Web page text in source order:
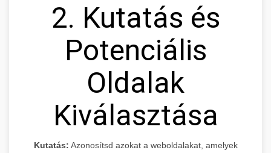
2. Kutatás és
Potenciális
Oldalak
Kiválasztása
Kutatás: Azonosítsd azokat a weboldalakat, amelyek